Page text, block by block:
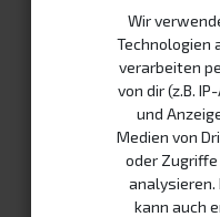
Wir
Technologien
verarbeiten
von dir (z.B.
und
Medien von
oder
analysieren.
kann auch